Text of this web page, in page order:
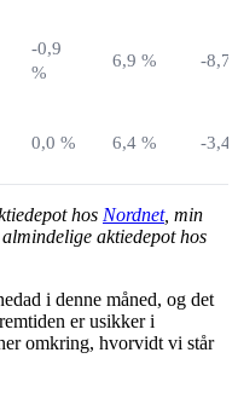
-0,9
%
6,9 % -8,7
0,0 % 6,4 % -3,4
hos Nordnet, min
aktiedepot hos
i denne måned, og det
er usikker i
omkring, hvorvidt vi står